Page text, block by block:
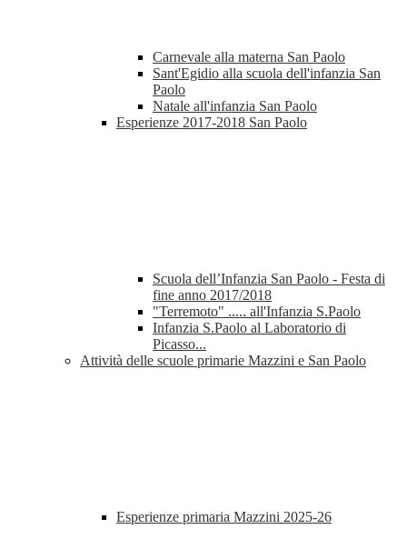
Carnevale alla materna San Paolo
Sant'Egidio alla scuola dell'infanzia San
Paolo
Natale all'infanzia San Paolo
Esperienze 2017-2018 San Paolo
Scuola dell’Infanzia San Paolo - Festa di
fine anno 2017/2018
"Terremoto" ..... all'Infanzia S.Paolo
Infanzia S.Paolo al Laboratorio di
Picasso...
Attività delle scuole primarie Mazzini e San Paolo
Esperienze primaria Mazzini 2025-26